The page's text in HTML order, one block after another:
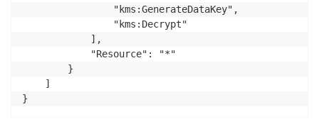
                "kms:GenerateDataKey",
                "kms:Decrypt"
            ],
            "Resource": "*"
        }
    ]
}